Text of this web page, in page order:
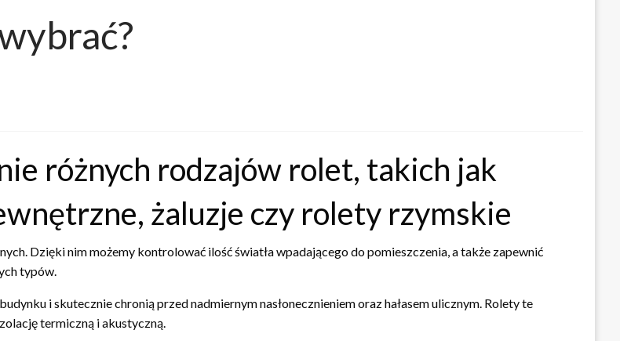
różnych rodzajów rolet, takich jak
żaluzje czy rolety rzymskie
Dzięki nim możemy kontrolować ilość światła wpadającego do pomieszczenia, a także zapewnić
typów.
i skutecznie chronią przed nadmiernym nasłonecznieniem oraz hałasem ulicznym. Rolety te
termiczną i akustyczną.